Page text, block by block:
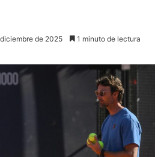
de 2025 1 minuto de lectura